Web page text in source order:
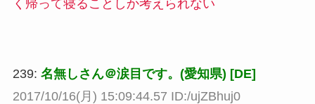
く帰って寝ることしか考えられない
239: 名無しさん＠涙目です。(愛知県) [DE]
2017/10/16(月) 15:09:44.57 ID:/ujZBhuj0